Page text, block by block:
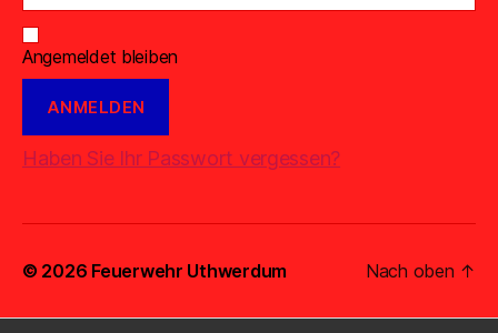
Angemeldet bleiben
Haben Sie Ihr Passwort vergessen?
© 2026 Feuerwehr Uthwerdum Nach oben ↑